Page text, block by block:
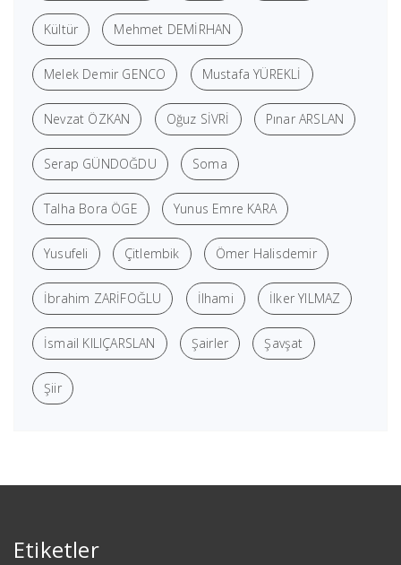
Kültür Mehmet DEMİRHAN
Melek Demir GENCO Mustafa YÜREKLİ
Nevzat ÖZKAN Oğuz SİVRİ Pınar ARSLAN
Serap GÜNDOĞDU Soma
Talha Bora ÖGE Yunus Emre KARA
Yusufeli Çitlembik Ömer Halisdemir
İbrahim ZARİFOĞLU İlhami İlker YILMAZ
İsmail KILIÇARSLAN Şairler Şavşat
Şiir
Etiketler